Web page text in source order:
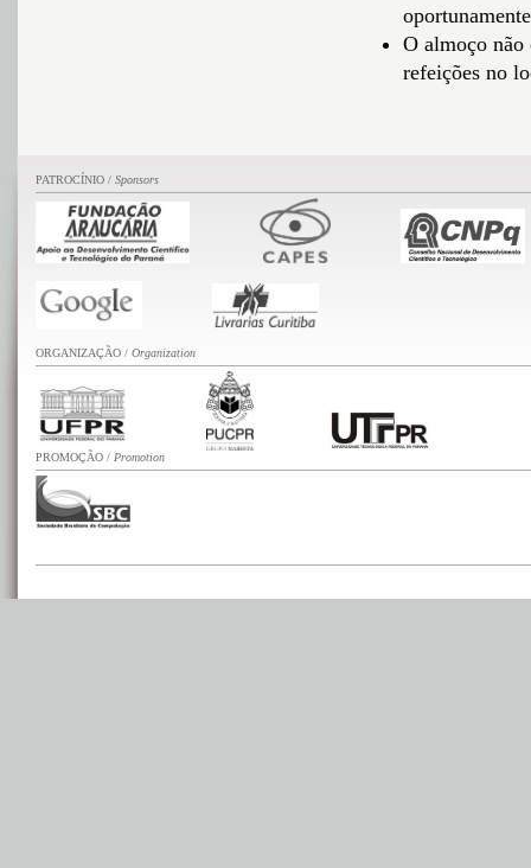
O almoço não
refeições no
PATROCÍNIO / Sponsors
ORGANIZAÇÃO / Organization
PROMOÇÃO / Promotion